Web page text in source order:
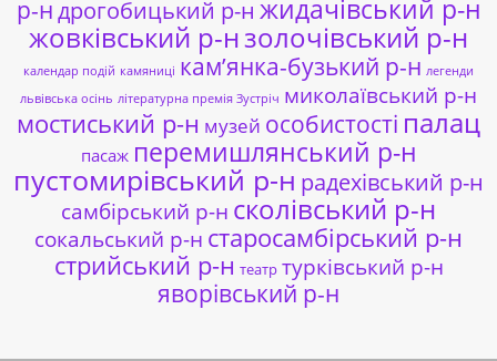
р-ндрогобицький р-н жидачівський р-н
жовківський р-нзолочівський р-н
календар подій камяниці кам’янка-бузький р-н легенди
львівська осінь літературна премія Зустріч миколаївський р-н
мостиський р-н музей особистості палац
пасаж перемишлянський р-н
пустомирівський р-н радехівський р-н
самбірський р-н сколівський р-н
сокальський р-н старосамбірський р-н
стрийський р-н театр турківський р-н
яворівський р-н